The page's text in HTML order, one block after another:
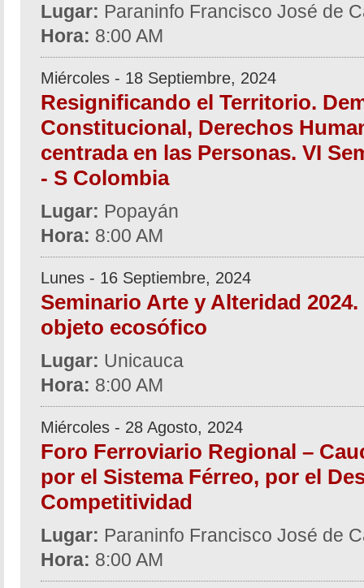
Lugar: Paraninfo Francisco José de
Hora: 8:00 AM
Miércoles - 18 Septiembre, 2024
Resignificando el Territorio.
Constitucional, Derechos
centrada en las Personas. VI
- S Colombia
Lugar: Popayán
Hora: 8:00 AM
Lunes - 16 Septiembre, 2024
Seminario Arte y Alteridad
objeto ecosófico
Lugar: Unicauca
Hora: 8:00 AM
Miércoles - 28 Agosto, 2024
Foro Ferroviario Regional –
por el Sistema Férreo, por el
Competitividad
Lugar: Paraninfo Francisco José de
Hora: 8:00 AM